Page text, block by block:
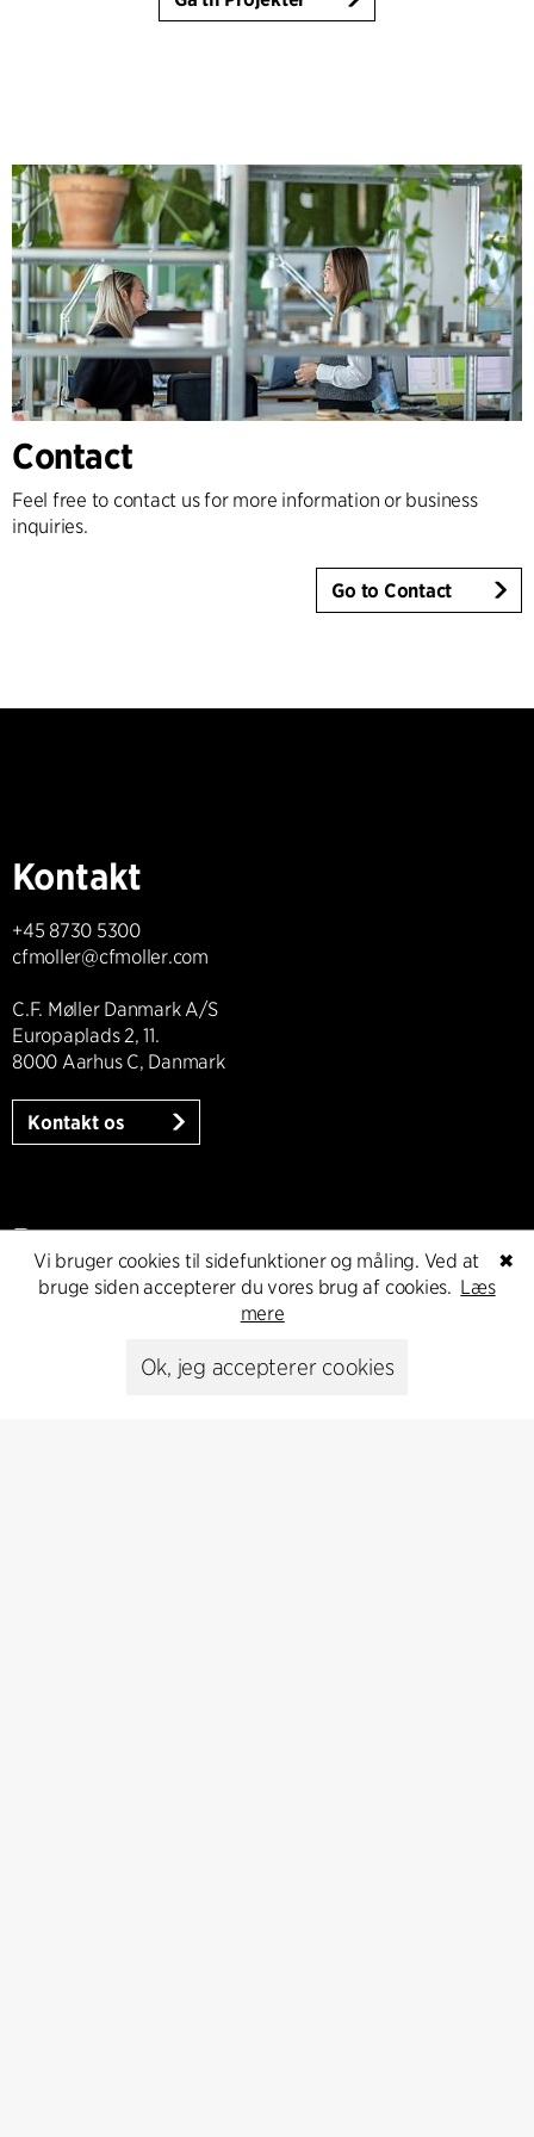
Contact
Feel free to contact us for more information or business
inquiries.
Go to Contact
Kontakt
+45 8730 5300
cfmoller@cfmoller.com
C.F. Møller Danmark A/S
Europaplads 2, 11.
8000 Aarhus C, Danmark
Kontakt os
Presse
Head of Communications
psr@cfmoller.com
✖
Vi bruger cookies til sidefunktioner og måling. Ved at
bruge siden accepterer du vores brug af cookies. Læs
mere
Ok, jeg accepterer cookies